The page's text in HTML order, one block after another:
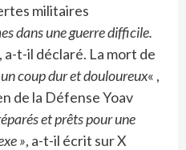
militaires
dans une guerre difficile.
a-t-il déclaré. La mort de
un coup dur et douloureux« ,
de la Défense Yoav
et prêts pour une
», a-t-il écrit sur X